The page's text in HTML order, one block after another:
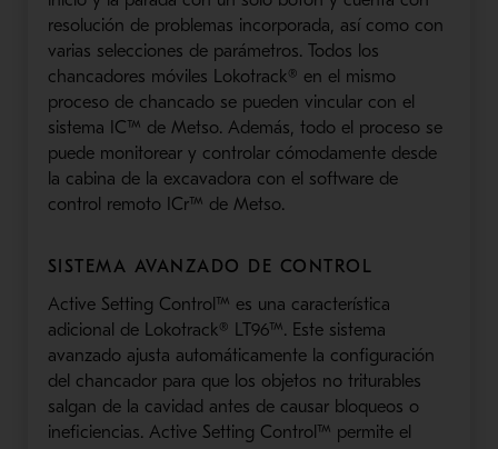
resolución de problemas incorporada, así como con
varias selecciones de parámetros. Todos los
chancadores móviles Lokotrack® en el mismo
proceso de chancado se pueden vincular con el
sistema IC™ de Metso. Además, todo el proceso se
puede monitorear y controlar cómodamente desde
la cabina de la excavadora con el software de
control remoto ICr™ de Metso.
SISTEMA AVANZADO DE CONTROL
Active Setting Control™ es una característica
adicional de Lokotrack® LT96™. Este sistema
avanzado ajusta automáticamente la configuración
del chancador para que los objetos no triturables
salgan de la cavidad antes de causar bloqueos o
ineficiencias. Active Setting Control™ permite el